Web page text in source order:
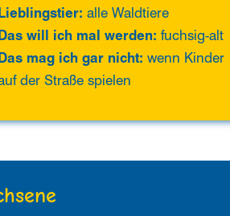
Lieblingstier: alle Waldtiere
Das will ich mal werden: fuchsig-alt
Das mag ich gar nicht: wenn Kinder
der Straße spielen